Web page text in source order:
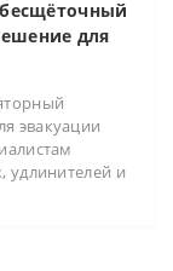
для
эвакуации
удлинителей и